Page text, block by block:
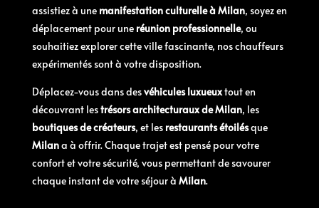
assistiez à une manifestation culturelle à Milan, soyez en
déplacement pour une réunion professionnelle, ou
souhaitiez explorer cette ville fascinante, nos chauffeurs
expérimentés sont à votre disposition.
Déplacez-vous dans desvéhicules luxueuxtout en
découvrant lestrésors architecturaux de Milan, les
boutiques de créateurs, et les restaurants étoilésque
Milana à offrir. Chaque trajet est pensé pour votre
confort et votre sécurité, vous permettant de savourer
chaque instant de votre séjour à Milan.